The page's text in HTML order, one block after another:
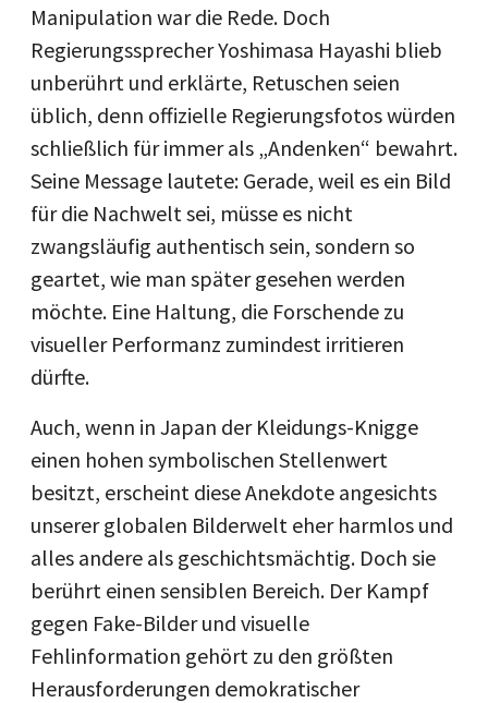
Manipulation war die Rede. Doch
Regierungssprecher Yoshimasa Hayashi blieb
unberührt und erklärte, Retuschen seien
üblich, denn offizielle Regierungsfotos würden
schließlich für immer als „Andenken“ bewahrt.
Seine Message lautete: Gerade, weil es ein Bild
für die Nachwelt sei, müsse es nicht
zwangsläufig authentisch sein, sondern so
geartet, wie man später gesehen werden
möchte. Eine Haltung, die Forschende zu
visueller Performanz zumindest irritieren
dürfte.
Auch, wenn in Japan der Kleidungs-Knigge
einen hohen symbolischen Stellenwert
besitzt, erscheint diese Anekdote angesichts
unserer globalen Bilderwelt eher harmlos und
alles andere als geschichtsmächtig. Doch sie
berührt einen sensiblen Bereich. Der Kampf
gegen Fake-Bilder und visuelle
Fehlinformation gehört zu den größten
Herausforderungen demokratischer